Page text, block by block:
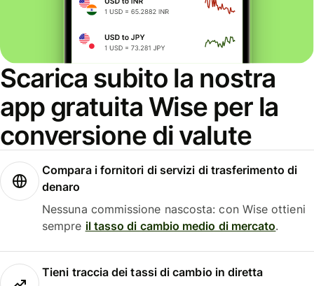
Scarica subito la nostra
app gratuita Wise per la
conversione di valute
Compara i fornitori di servizi di trasferimento di
denaro
Nessuna commissione nascosta: con Wise ottieni
sempre il tasso di cambio medio di mercato.
Tieni traccia dei tassi di cambio in diretta